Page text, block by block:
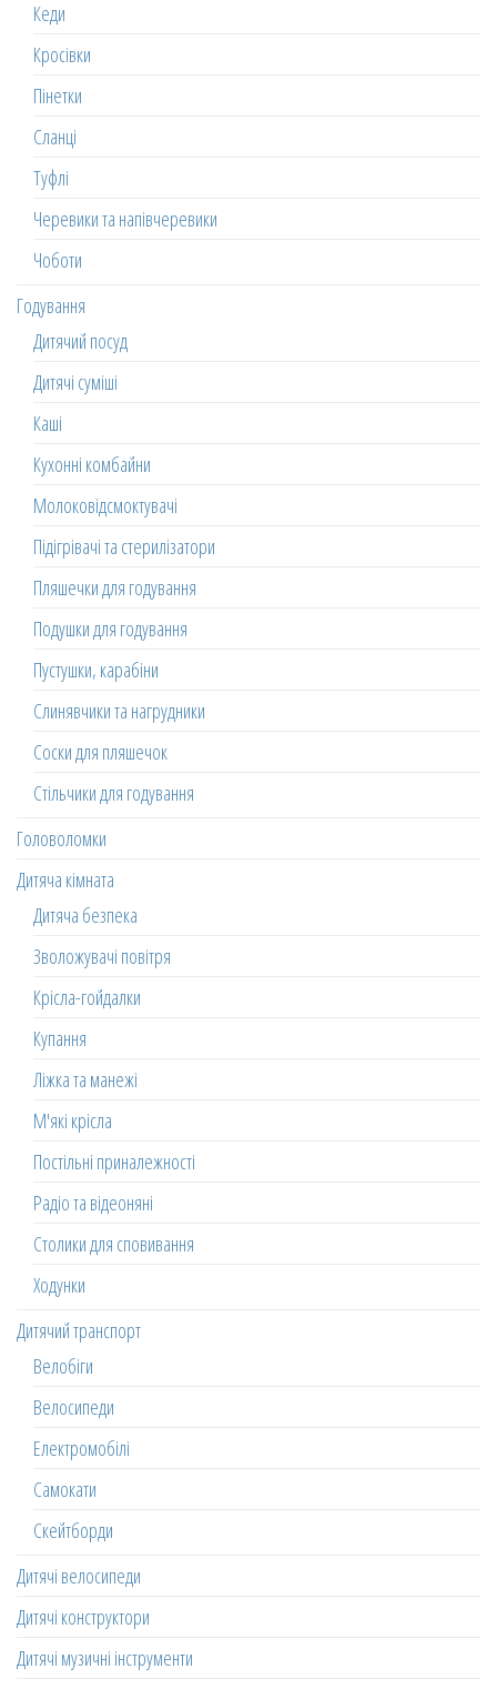
Кеди
Кросівки
Пінетки
Сланці
Туфлі
Черевики та напівчеревики
Чоботи
Годування
Дитячий посуд
Дитячі суміші
Каші
Кухонні комбайни
Молоковідсмоктувачі
Підігрівачі та стерилізатори
Пляшечки для годування
Подушки для годування
Пустушки, карабіни
Слинявчики та нагрудники
Соски для пляшечок
Стільчики для годування
Головоломки
Дитяча кімната
Дитяча безпека
Зволожувачі повітря
Крісла-гойдалки
Купання
Ліжка та манежі
М'які крісла
Постільні приналежності
Радіо та відеоняні
Столики для сповивання
Ходунки
Дитячий транспорт
Велобіги
Велосипеди
Електромобілі
Самокати
Скейтборди
Дитячі велосипеди
Дитячі конструктори
Дитячі музичні інструменти